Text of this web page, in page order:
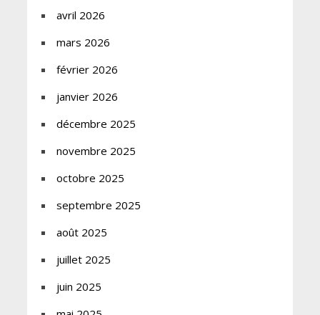
avril 2026
mars 2026
février 2026
janvier 2026
décembre 2025
novembre 2025
octobre 2025
septembre 2025
août 2025
juillet 2025
juin 2025